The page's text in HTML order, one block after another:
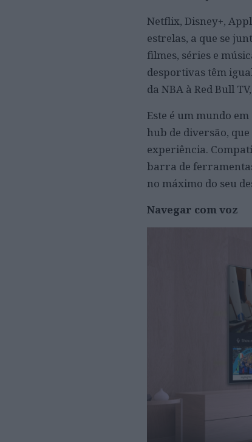
Netflix, Disney+,
estrelas, a que se
filmes, séries e
desportivas têm
da NBA à Red Bull
Este é um mundo
hub de diversão,
experiência.
barra de
no máximo do seu
Navegar com voz